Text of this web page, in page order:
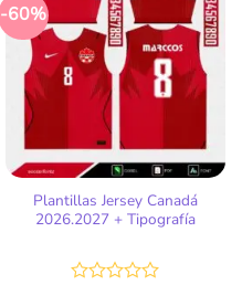
-60%
Añadir
a la
lista
de
deseos
Plantillas Jersey Canadá
2026.2027 + Tipografía